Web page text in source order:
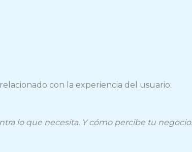
con la experiencia del usuario:
lo que necesita. Y cómo percibe tu negocio.